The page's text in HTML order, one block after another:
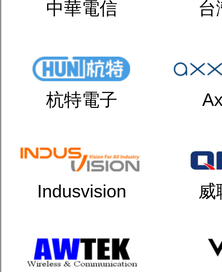
中華電信 台
杭特電子
Indusvision 威